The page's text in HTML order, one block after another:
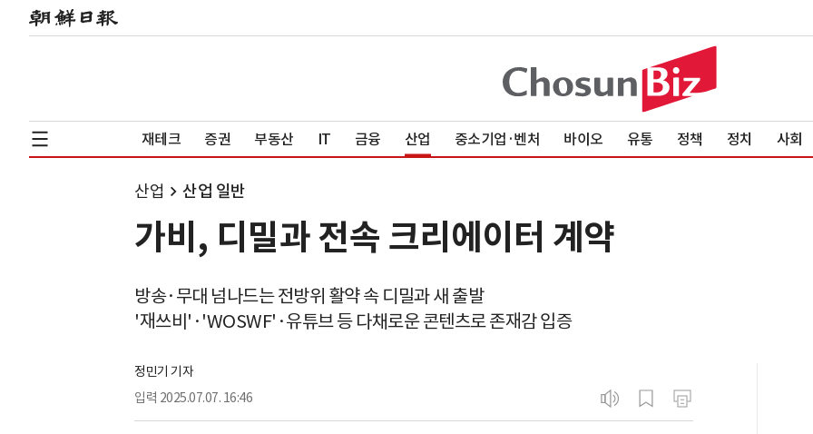
재테크 증권 부동산 IT 금융 산업 중소기업·벤처 바이오 유통 정책 정치 사회
산업 산업 일반
가비, 디밀과 전속 크리에이터 계약
방송·무대 넘나드는 전방위 활약 속 디밀과 새 출발
'재쓰비'·'WOSWF'·유튜브 등 다채로운 콘텐츠로 존재감 입증
정민기 기자
입력 2025.07.07. 16:46